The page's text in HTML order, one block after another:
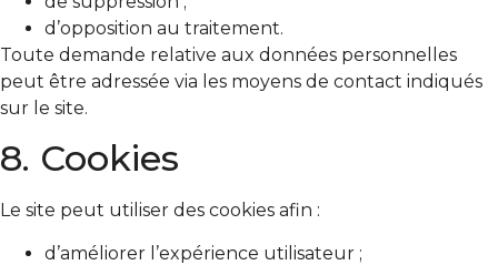
d’opposition au traitement.
Toute demande relative aux données personnelles
peut être adressée via les moyens de contact indiqués
sur le site.
8. Cookies
Le site peut utiliser des cookies afin :
d’améliorer l’expérience utilisateur ;